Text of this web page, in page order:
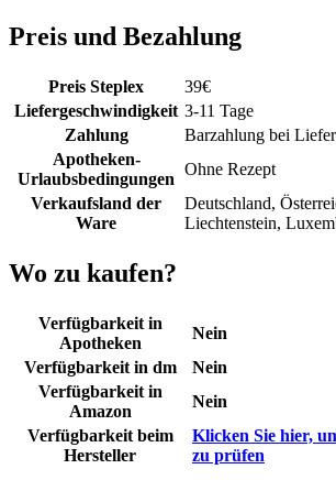
Preis und Bezahlung
Preis Steplex 39€
Liefergeschwindigkeit 3-11 Tage
Zahlung
Barzahlung bei
Apotheken-
Urlaubsbedingungen
Ohne Rezept
Verkaufsland der
Ware
Deutschland,
Liechtenstein,
Wo zu kaufen?
Verfügbarkeit in
Apotheken
Nein
Verfügbarkeit in dm
Nein
Verfügbarkeit in
Amazon
Nein
Verfügbarkeit beim
Hersteller
Klicken Sie hier,
zu prüfen